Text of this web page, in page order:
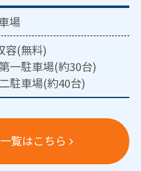
場
容(無料)
一駐車場(約30台)
駐車場(約40台)
覧はこちら